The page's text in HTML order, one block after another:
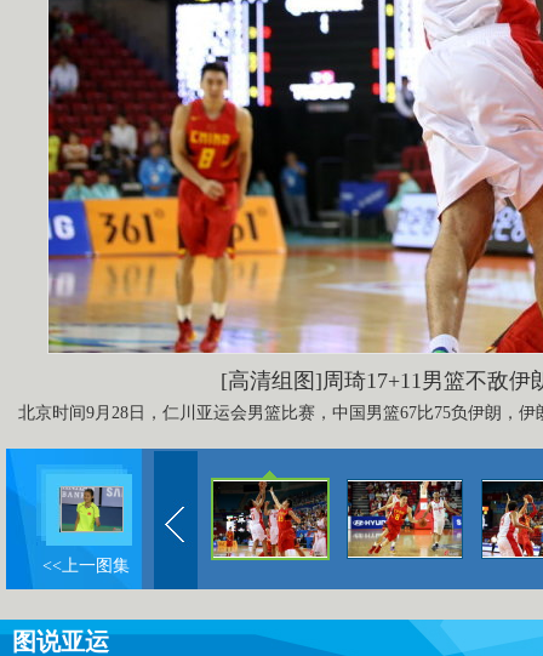
[高清组图]周琦17+11男篮不敌伊
北京时间9月28日，仁川亚运会男篮比赛，中国男篮67比75负伊朗，
<<上一图集
图说亚运